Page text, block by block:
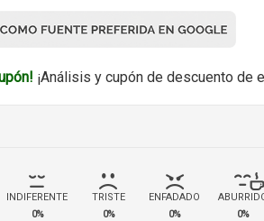
¡Análisis y cupón de descuento de
INDIFERENTE
0%
TRISTE
0%
ENFADADO
0%
0%